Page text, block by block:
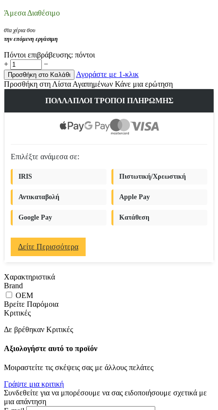
Άμεσα Διαθέσιμο
στα χέρια σου
την επόμενη εργάσιμη
Πόντοι επιβράβευσης: πόντοι
+
−
Προσθήκη στο Καλάθι
Αγοράστε με 1-κλικ
Προσθήκη στη Λίστα Αγαπημένων Κάνε μια ερώτηση
ΠΟΛΛΑΠΛΟΊ ΤΡΌΠΟΙ ΠΛΗΡΩΜΉΣ
Επιλέξτε ανάμεσα σε:
IRIS Πιστωτική/Χρεωστική
Αντικαταβολή Apple Pay
Google Pay Κατάθεση
Δείτε Περισσότερα
Χαρακτηριστικά
Brand
OEM
Βρείτε Παρόμοια
Κριτικές
Δε βρέθηκαν Κριτικές
Αξιολογήστε αυτό το προϊόν
Μοιραστείτε τις σκέψεις σας με άλλους πελάτες
Γράψτε μια κριτική
Συνδεθείτε για να μπορέσουμε να σας ειδοποιήσουμε σχετικά με
μια απάντηση